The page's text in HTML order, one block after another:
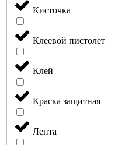
Кисточка
Клеевой пистолет
Клей
Краска защитная
Лента